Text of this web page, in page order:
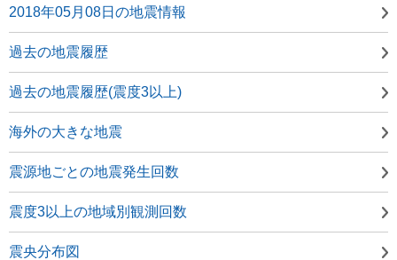
2018年05月08日の地震情報
過去の地震履歴
過去の地震履歴(震度3以上)
海外の大きな地震
震源地ごとの地震発生回数
震度3以上の地域別観測回数
震央分布図